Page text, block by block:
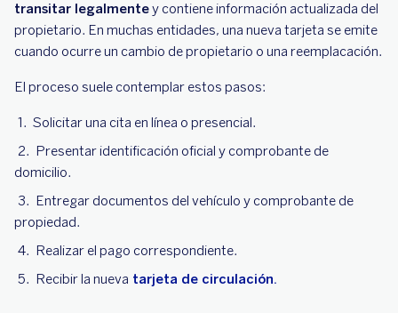
transitar legalmentey contiene información actualizada del
propietario. En muchas entidades, una nueva tarjeta se emite
cuando ocurre un cambio de propietario o una reemplacación.
El proceso suele contemplar estos pasos:
Solicitar una cita en línea o presencial.
Presentar identificación oficial y comprobante de
domicilio.
Entregar documentos del vehículo y comprobante de
propiedad.
Realizar el pago correspondiente.
Recibir la nueva tarjeta de circulación.